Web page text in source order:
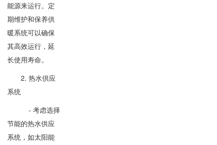
能源来运行。定
期维护和保养供
暖系统可以确保
其高效运行，延
长使用寿命。
2. 热水供应
系统
- 考虑选择
节能的热水供应
系统，如太阳能